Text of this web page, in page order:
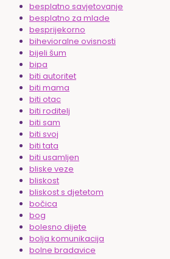
besplatno savjetovanje
besplatno za mlade
besprijekorno
bihevioralne ovisnosti
bijeli šum
bipa
biti autoritet
biti mama
biti otac
biti roditelj
biti sam
biti svoj
biti tata
biti usamljen
bliske veze
bliskost
bliskost s djetetom
bočica
bog
bolesno dijete
bolja komunikacija
bolne bradavice